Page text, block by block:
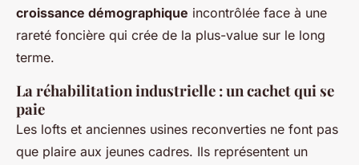
croissance démographique incontrôlée face à une
rareté foncière qui crée de la plus-value sur le long
terme.
La réhabilitation industrielle : un cachet qui se
paie
Les lofts et anciennes usines reconverties ne font pas
que plaire aux jeunes cadres. Ils représentent un